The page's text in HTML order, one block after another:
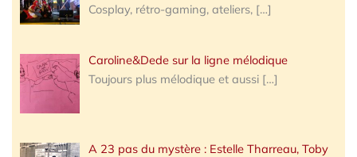
Cosplay, rétro-gaming, ateliers, […]
Caroline&Dede sur la ligne mélodique
Toujours plus mélodique et aussi […]
A 23 pas du mystère : Estelle Tharreau, Toby